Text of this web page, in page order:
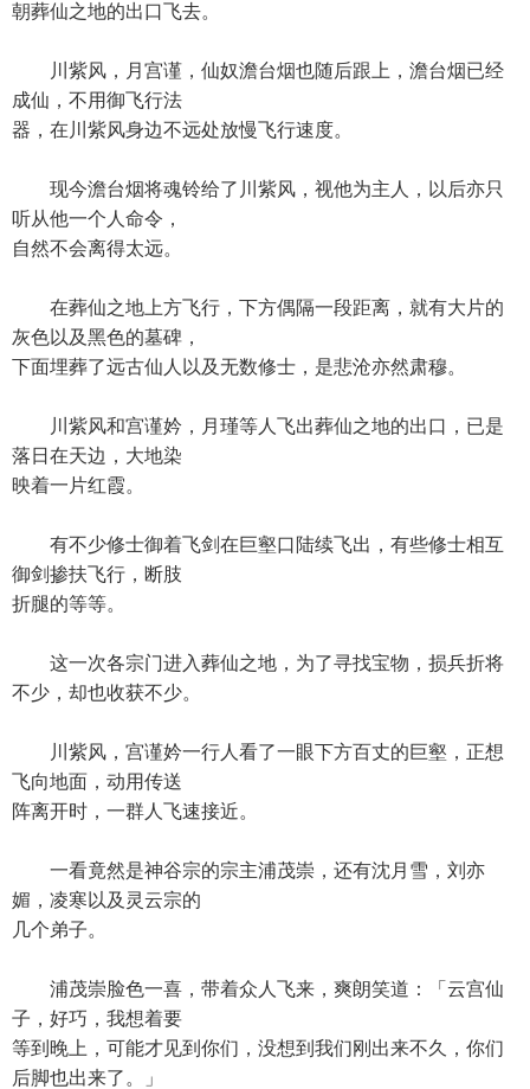
朝葬仙之地的出口飞去。
川紫风，月宫谨，仙奴澹台烟也随后跟上，澹台烟已经
成仙，不用御飞行法
器，在川紫风身边不远处放慢飞行速度。
现今澹台烟将魂铃给了川紫风，视他为主人，以后亦只
听从他一个人命令，
自然不会离得太远。
在葬仙之地上方飞行，下方偶隔一段距离，就有大片的
灰色以及黑色的墓碑，
下面埋葬了远古仙人以及无数修士，是悲沧亦然肃穆。
川紫风和宫谨妗，月瑾等人飞出葬仙之地的出口，已是
落日在天边，大地染
映着一片红霞。
有不少修士御着飞剑在巨壑口陆续飞出，有些修士相互
御剑掺扶飞行，断肢
折腿的等等。
这一次各宗门进入葬仙之地，为了寻找宝物，损兵折将
不少，却也收获不少。
川紫风，宫谨妗一行人看了一眼下方百丈的巨壑，正想
飞向地面，动用传送
阵离开时，一群人飞速接近。
一看竟然是神谷宗的宗主浦茂崇，还有沈月雪，刘亦
媚，凌寒以及灵云宗的
几个弟子。
浦茂崇脸色一喜，带着众人飞来，爽朗笑道：「云宫仙
子，好巧，我想着要
等到晚上，可能才见到你们，没想到我们刚出来不久，你们
后脚也出来了。」